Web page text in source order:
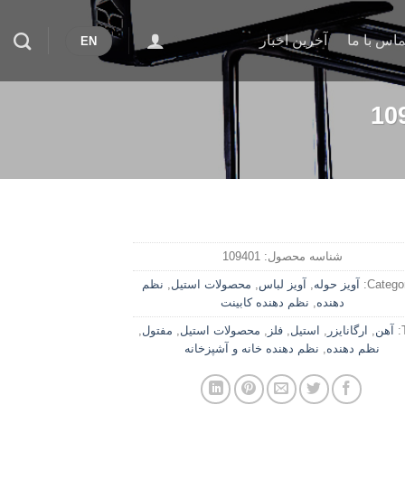
با ما آخرین اخبار EN
شناسه محصول:109401
آویز حوله, آویز لباس, محصولات استیل, نظم
دهنده, نظم دهنده کابینت
آهن, ارگانایزر , استیل,فلز , محصولات استیل, مفتول,
نظم دهنده, نظم دهنده خانه و آشپزخانه